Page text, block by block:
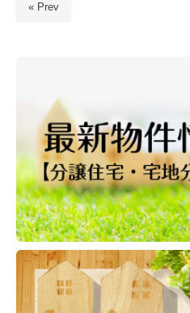
« Prev